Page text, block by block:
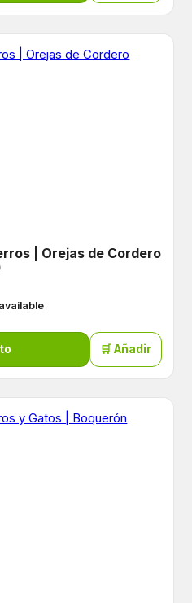
| Orejas de Cordero
🛒 Añadir